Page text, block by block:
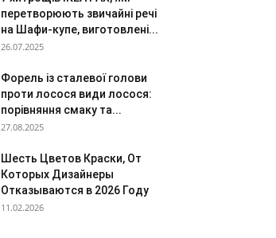
перетворюють звичайні речі
на Шафи-купе, виготовлені...
26.07.2025
Форель із сталевої голови
проти лосося види лосося:
порівняння смаку та...
27.08.2025
Шесть Цветов Краски, От
Которых Дизайнеры
Отказываются в 2026 Году
11.02.2026